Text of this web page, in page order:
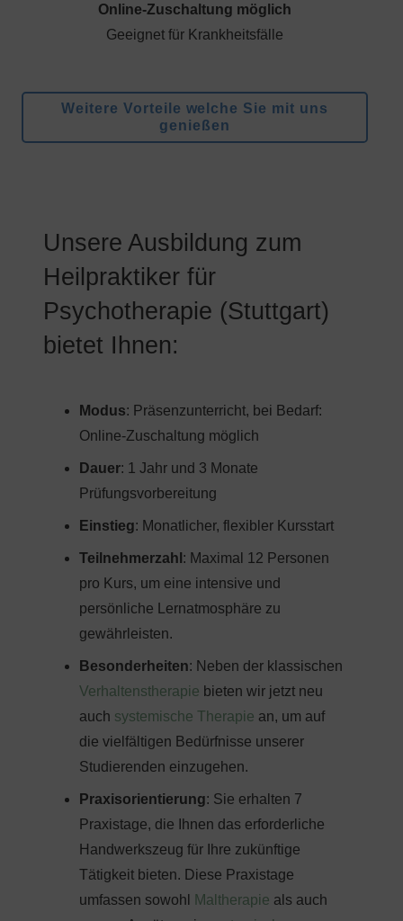
Online-Zuschaltung möglich
Geeignet für Krankheitsfälle
Weitere Vorteile welche Sie mit uns
genießen
Unsere Ausbildung zum
Heilpraktiker für
Psychotherapie (Stuttgart)
bietet Ihnen:
Modus: Präsenzunterricht, bei Bedarf:
Online-Zuschaltung möglich
Dauer: 1 Jahr und 3 Monate
Prüfungsvorbereitung
Einstieg: Monatlicher, flexibler Kursstart
Teilnehmerzahl : Maximal 12 Personen
pro Kurs, um eine intensive und
persönliche Lernatmosphäre zu
gewährleisten.
Besonderheiten: Neben der klassischen
Verhaltenstherapie bieten wir jetzt neu
auch systemische Therapie an, um auf
die vielfältigen Bedürfnisse unserer
Studierenden einzugehen.
Praxisorientierung: Sie erhalten 7
Praxistage, die Ihnen das erforderliche
Handwerkszeug für Ihre zukünftige
Tätigkeit bieten. Diese Praxistage
umfassen sowohl
Maltherapie als auch